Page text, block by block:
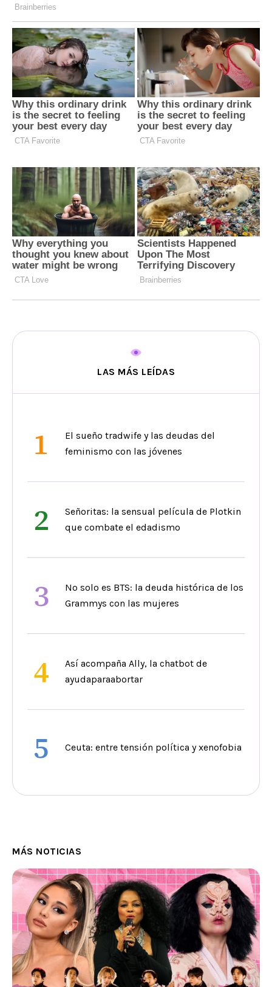
LAS MÁS LEÍDAS
1
El sueño tradwife y las deudas del
feminismo con las jóvenes
2
Señoritas: la sensual película de Plotkin
que combate el edadismo
3
No solo es BTS: la deuda histórica de los
Grammys con las mujeres
4
Así acompaña Ally, la chatbot de
ayudaparaabortar
5 Ceuta: entre tensión política y xenofobia
MÁS NOTICIAS